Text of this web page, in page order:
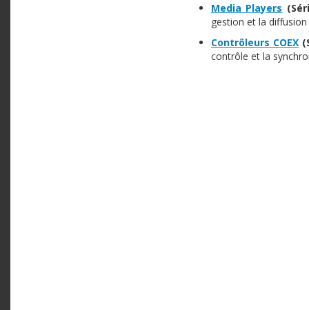
Media Players
gestion et la
Contrôleurs COEX
contrôle et la